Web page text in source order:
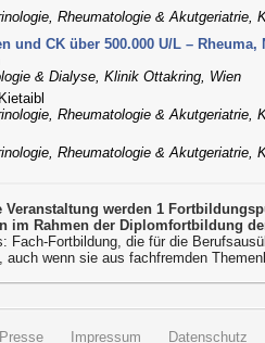
Rheumatologie & Akutgeriatrie,
und CK über 500.000 U/L – Rheuma,
& Dialyse, Klinik Ottakring, Wien
Rheumatologie & Akutgeriatrie,
Rheumatologie & Akutgeriatrie,
Veranstaltung werden 1
im Rahmen der Diplomfortbildung
Fach-Fortbildung, die für die
auch wenn sie aus fachfremden
Presse Impressum Datenschutz